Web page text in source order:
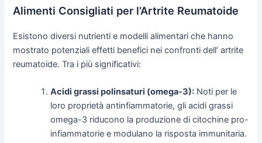
Alimenti Consigliati per l’Artrite Reumatoide
Esistono diversi nutrienti e modelli alimentari che hanno
mostrato potenziali effetti benefici nei confronti dell’ artrite
reumatoide. Tra i più significativi:
Acidi grassi polinsaturi (omega-3): Noti per le
loro proprietà antinfiammatorie, gli acidi grassi
omega-3 riducono la produzione di citochine pro-
infiammatorie e modulano la risposta immunitaria.